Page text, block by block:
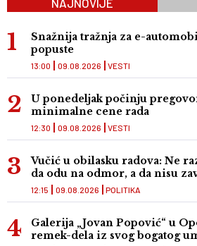
NAJNOVIJE
Snažnija tražnja za e-
popuste
VESTI
13:00 09.08.2026
U ponedeljak počinju
minimalne cene rada
VESTI
12:30 09.08.2026
Vučić u obilasku radova: Ne
da odu na odmor, a da nisu
POLITIKA
12:15 09.08.2026
Galerija „Jovan Popović“ u
remek-dela iz svog bogatog